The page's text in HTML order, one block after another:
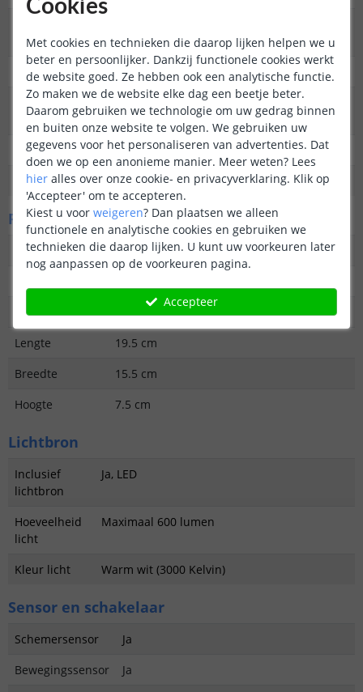
buitenverlichting
Functie
Decoratief
Aantal lampen in
set
1
IP waarde
IP44 (geschikt voor buiten)
Garantie
2 jaar
Fysieke kenmerken
Vormgeving/stijl
Modern
Kleur
Zwart
Lengte
19.5 cm
Breedte
15.5 cm
Hoogte
7.5 cm
Lichtbron
Inclusief
lichtbron
Ja, LED
Hoeveelheid
licht
Maximaal 600 lumen
Kleur licht Warm wit (3000 Kelvin)
Sensor en schakelaar
Schemersensor
Ja
Bewegingssensor
Ja
Cookies
Met cookies en technieken die daarop lijken helpen we u
beter en persoonlijker. Dankzij functionele cookies werkt
de website goed. Ze hebben ook een analytische functie.
Zo maken we de website elke dag een beetje beter.
Daarom gebruiken we technologie om uw gedrag binnen
en buiten onze website te volgen. We gebruiken uw
gegevens voor het personaliseren van advertenties. Dat
doen we op een anonieme manier. Meer weten? Lees
hier alles over onze cookie- en privacyverklaring. Klik op
'Accepteer' om te accepteren.
Kiest u voor weigeren? Dan plaatsen we alleen
functionele en analytische cookies en gebruiken we
technieken die daarop lijken. U kunt uw voorkeuren later
nog aanpassen op de voorkeuren pagina.
Accepteer